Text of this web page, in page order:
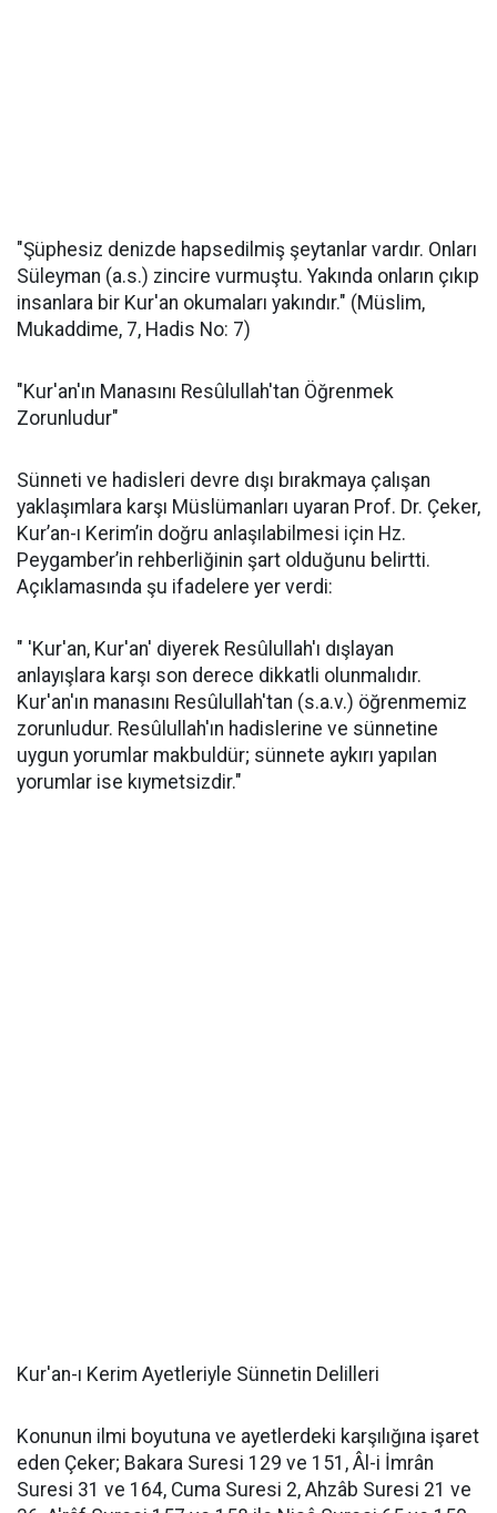
"Şüphesiz denizde hapsedilmiş şeytanlar vardır. Onları
Süleyman (a.s.) zincire vurmuştu. Yakında onların çıkıp
insanlara bir Kur'an okumaları yakındır." (Müslim,
Mukaddime, 7, Hadis No: 7)
"Kur'an'ın Manasını Resûlullah'tan Öğrenmek
Zorunludur"
Sünneti ve hadisleri devre dışı bırakmaya çalışan
yaklaşımlara karşı Müslümanları uyaran Prof. Dr. Çeker,
Kur’an-ı Kerim’in doğru anlaşılabilmesi için Hz.
Peygamber’in rehberliğinin şart olduğunu belirtti.
Açıklamasında şu ifadelere yer verdi:
" 'Kur'an, Kur'an' diyerek Resûlullah'ı dışlayan
anlayışlara karşı son derece dikkatli olunmalıdır.
Kur'an'ın manasını Resûlullah'tan (s.a.v.) öğrenmemiz
zorunludur. Resûlullah'ın hadislerine ve sünnetine
uygun yorumlar makbuldür; sünnete aykırı yapılan
yorumlar ise kıymetsizdir."
Kur'an-ı Kerim Ayetleriyle Sünnetin Delilleri
Konunun ilmi boyutuna ve ayetlerdeki karşılığına işaret
eden Çeker; Bakara Suresi 129 ve 151, Âl-i İmrân
Suresi 31 ve 164, Cuma Suresi 2, Ahzâb Suresi 21 ve